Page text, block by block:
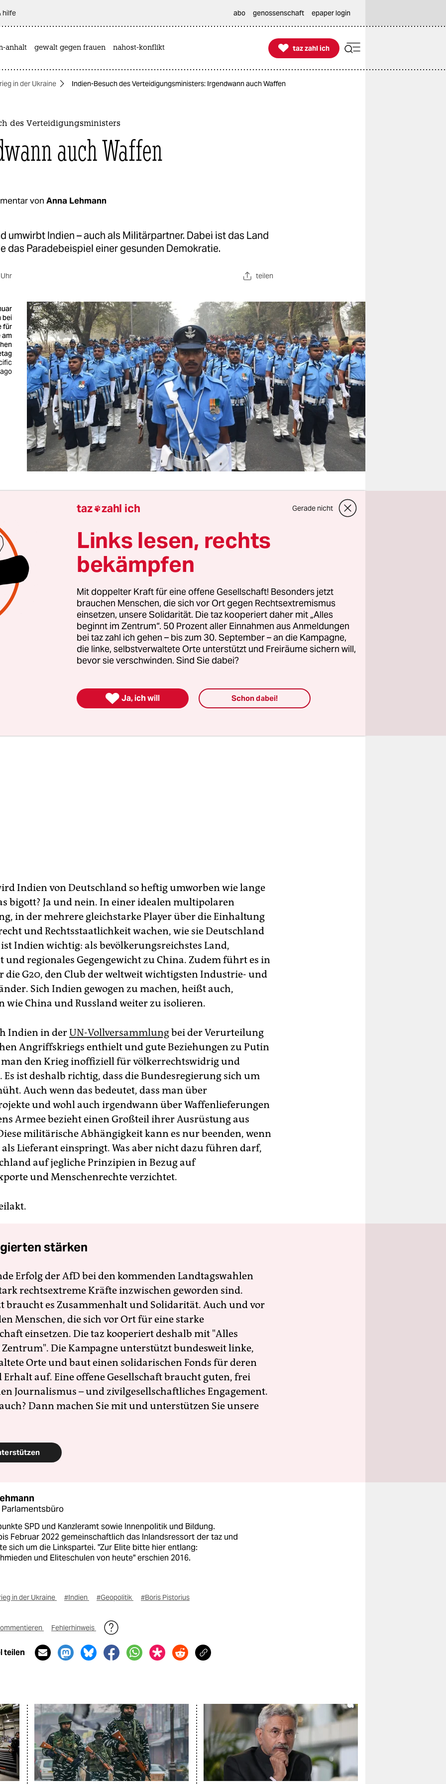
hilfe abo genossenschaft epaper login
anhalt gewalt gegen frauen nahost-konflikt 
taz zahl ich
taz zahl ich
in der Ukraine Indien-Besuch des Verteidigungsministers: Irgendwann auch Waffen
des Verteidigungsministers
auch Waffen
von Anna Lehmann
umwirbt Indien – auch als Militärpartner. Dabei ist das Land
das Paradebeispiel einer gesunden Demokratie.
teilen
bei
für
am
Annalena Baerbock sprach von einem
Bundeskanzler Olaf Scholz von einer Hightech-
Wenn
Verteidigungsminister Boris Pistoriusauf seiner
Tour am Dienstag und Mittwoch Indien besucht, wird es
um Rüstung gehen. Willkommen in der Realpolitik,
beim Militärpartner.
an seiner Bevölkerung gemessen die größte Demokratie
die leuchtendste ist sie nicht. Die hindunationalistische
schränkt die Pressefreiheit ein, unterdrückt Minderheiten
mit China und Pakistan einen blutigen Krieg um die
Indien von Deutschland so heftig umworben wie lange
bigott? Ja und nein. In einer idealen multipolaren
in der mehrere gleichstarke Player über die Einhaltung
und Rechtsstaatlichkeit wachen, wie sie Deutschland
Indien wichtig: als bevölkerungsreichstes Land,
und regionales Gegengewicht zu China. Zudem führt es in
die G20, den Club der weltweit wichtigsten Industrie- und
Sich Indien gewogen zu machen, heißt auch,
wie China und Russland weiter zu isolieren.
Indien in derUN-Vollversammlungbei der Verurteilung
Angriffskriegs enthielt und gute Beziehungen zu Putin
den Krieg inoffiziell für völkerrechtswidrig und
ist deshalb richtig, dass die Bundesregierung sich um
Auch wenn das bedeutet, dass man über
und wohl auch irgendwann über Waffenlieferungen
Armee bezieht einen Großteil ihrer Ausrüstung aus
militärische Abhängigkeit kann es nur beenden, wenn
als Lieferant einspringt. Was aber nicht dazu führen darf,
auf jegliche Prinzipien in Bezug auf
und Menschenrechte verzichtet.
stärken
Erfolg der AfD bei den kommenden Landtagswahlen
rechtsextreme Kräfte inzwischen geworden sind.
braucht es Zusammenhalt und Solidarität. Auch und vor
Menschen, die sich vor Ort für eine starke
einsetzen. Die taz kooperiert deshalb mit "Alles
Die Kampagne unterstützt bundesweit linke,
Orte und baut einen solidarischen Fonds für deren
Erhalt auf. Eine offene Gesellschaft braucht guten, frei
Journalismus – und zivilgesellschaftliches Engagement.
Dann machen Sie mit und unterstützen Sie unsere
SPD und Kanzleramt sowie Innenpolitik und Bildung.
Februar 2022 gemeinschaftlich das Inlandsressort der taz und
sich um die Linkspartei. "Zur Elite bitte hier entlang:
und Eliteschulen von heute" erschien 2016.
in der Ukraine #Indien #Geopolitik #Boris Pistorius
Fehlerhinweis
teilen
taz zahl ich Gerade nicht
Links lesen, rechts
bekämpfen
Mit doppelter Kraft für eine offene Gesellschaft! Besonders jetzt
brauchen Menschen, die sich vor Ort gegen Rechtsextremismus
einsetzen, unsere Solidarität. Die taz kooperiert daher mit „Alles
beginnt im Zentrum“. 50 Prozent aller Einnahmen aus Anmeldungen
bei taz zahl ich gehen – bis zum 30. September – an die Kampagne,
die linke, selbstverwaltete Orte unterstützt und Freiräume sichern will,
bevor sie verschwinden. Sind Sie dabei?
 Ja, ich will Schon dabei!